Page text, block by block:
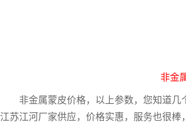
非金
非金属蒙皮价格，以上参数，您知道
江苏江河厂家供应，价格实惠，服务也很棒